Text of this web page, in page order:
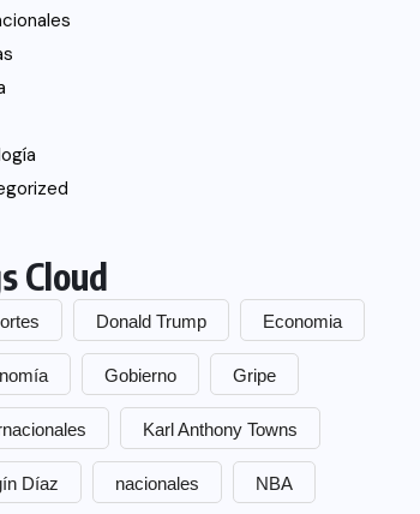
Cloud
Donald Trump Economia
Gobierno Gripe
Karl Anthony Towns
Díaz nacionales NBA